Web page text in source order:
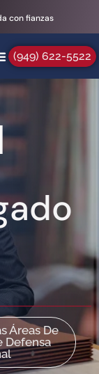
con fianzas
(949) 622-5522
Áreas De
Defensa